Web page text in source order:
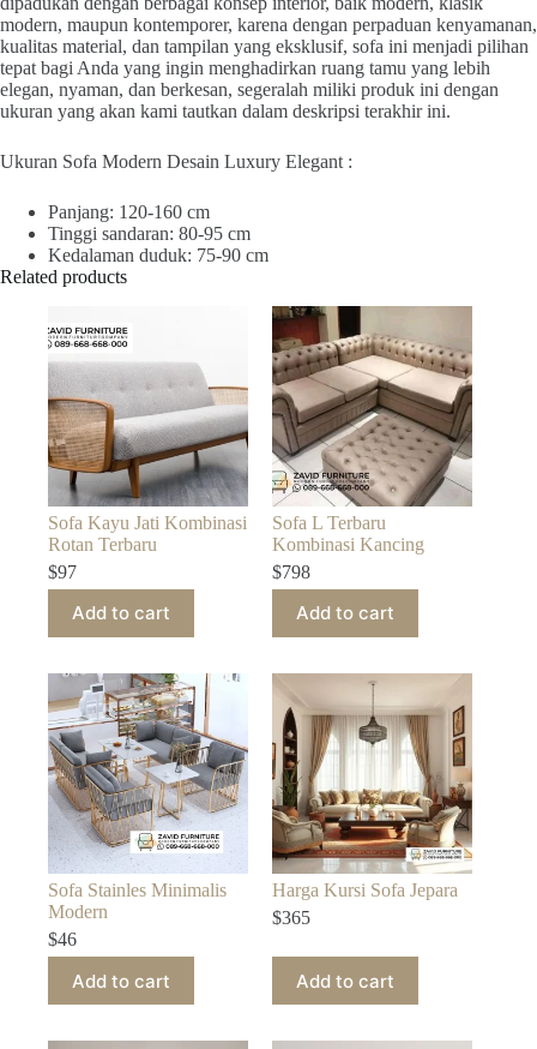
modern, maupun kontemporer, karena dengan perpaduan kenyamanan,
kualitas material, dan tampilan yang eksklusif, sofa ini menjadi pilihan
tepat bagi Anda yang ingin menghadirkan ruang tamu yang lebih
elegan, nyaman, dan berkesan, segeralah miliki produk ini dengan
ukuran yang akan kami tautkan dalam deskripsi terakhir ini.
Ukuran Sofa Modern Desain Luxury Elegant :
Panjang: 120-160 cm
Tinggi sandaran: 80-95 cm
Kedalaman duduk: 75-90 cm
Related products
Sofa Kayu Jati Kombinasi
Rotan Terbaru
$97
Add to cart
Sofa L Terbaru
Kombinasi Kancing
$798
Add to cart
Sofa Stainles Minimalis
Modern
$46
Add to cart
Harga Kursi Sofa Jepara
$365
Add to cart